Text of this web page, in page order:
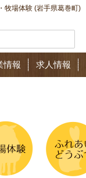
牧場体験 (岩手県葛巻町)
情報 求人情報